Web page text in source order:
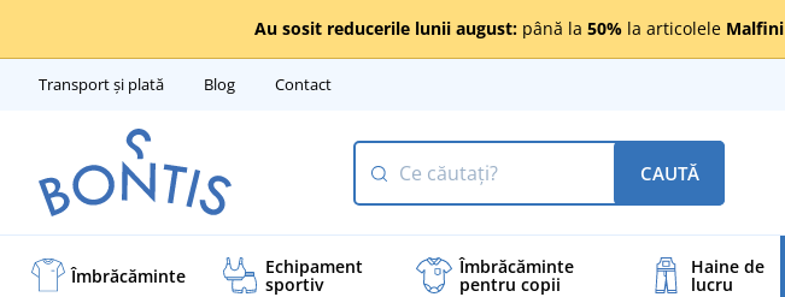
Au sosit reducerile lunii august: până la 50% la articolele Malfini
Transport și plată Blog Contact
CAUTĂ
Îmbrăcăminte Echipament
sportiv
Îmbrăcăminte
pentru copii
Haine de
lucru